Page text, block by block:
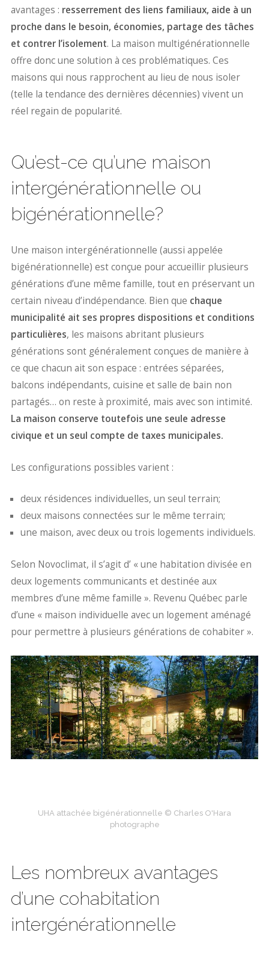
avantages : resserrement des liens familiaux, aide à un
proche dans le besoin, économies, partage des tâches
et contrer l’isolement. La maison multigénérationnelle
offre donc une solution à ces problématiques. Ces
maisons qui nous rapprochent au lieu de nous isoler
(telle la tendance des dernières décennies) vivent un
réel regain de popularité.
Qu’est-ce qu’une maison
intergénérationnelle ou
bigénérationnelle?
Une maison intergénérationnelle (aussi appelée
bigénérationnelle) est conçue pour accueillir plusieurs
générations d’une même famille, tout en préservant un
certain niveau d’indépendance. Bien que chaque
municipalité ait ses propres dispositions et conditions
particulières, les maisons abritant plusieurs
générations sont généralement conçues de manière à
ce que chacun ait son espace : entrées séparées,
balcons indépendants, cuisine et salle de bain non
partagés… on reste à proximité, mais avec son intimité.
La maison conserve toutefois une seule adresse
civique et un seul compte de taxes municipales.
Les configurations possibles varient :
deux résidences individuelles, un seul terrain;
deux maisons connectées sur le même terrain;
une maison, avec deux ou trois logements individuels.
Selon Novoclimat, il s’agit d’ « une habitation divisée en
deux logements communicants et destinée aux
membres d’une même famille ». Revenu Québec parle
d’une « maison individuelle avec un logement aménagé
pour permettre à plusieurs générations de cohabiter ».
UHA attachée bigénérationnelle © Charles O'Hara
photographe
Les nombreux avantages
d’une cohabitation
intergénérationnelle